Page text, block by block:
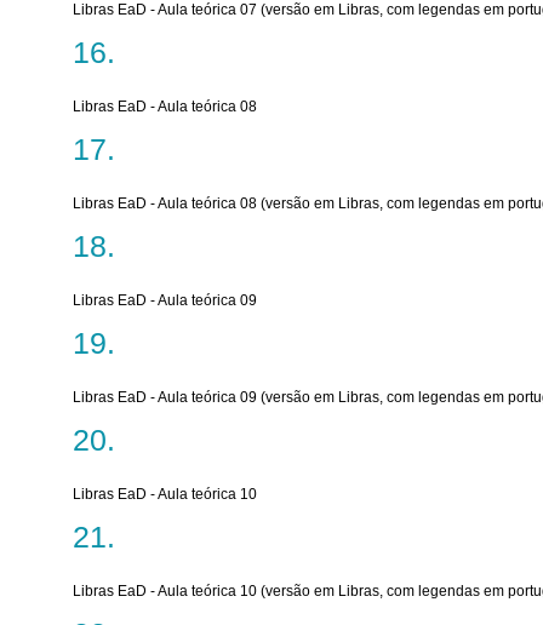
Libras EaD - Aula teórica 07 (versão em Libras, com legendas em
Libras EaD - Aula teórica 08
Libras EaD - Aula teórica 08 (versão em Libras, com legendas em
Libras EaD - Aula teórica 09
Libras EaD - Aula teórica 09 (versão em Libras, com legendas em
Libras EaD - Aula teórica 10
Libras EaD - Aula teórica 10 (versão em Libras, com legendas em